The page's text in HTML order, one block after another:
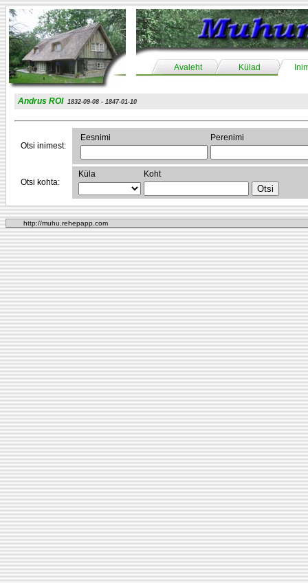
Avaleht Külad
Andrus ROI 1832-09-08 - 1847-01-10
Otsi inimest:
Eesnimi Perenimi
Otsi kohta:
Küla Koht
http://muhu.rehepapp.com